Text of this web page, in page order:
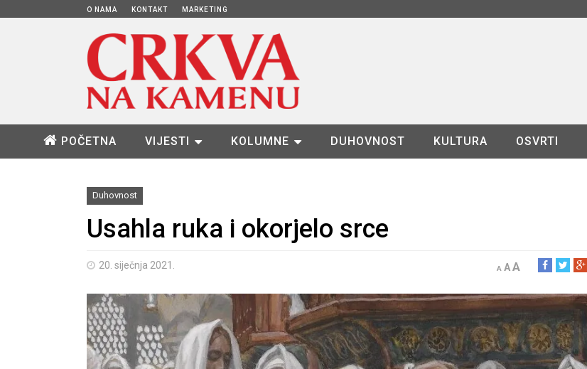
O NAMA KONTAKT MARKETING
POČETNA VIJESTI KOLUMNE DUHOVNOST KULTURA OSVRTI
Duhovnost
Usahla ruka i okorjelo srce
20. siječnja 2021. A AA